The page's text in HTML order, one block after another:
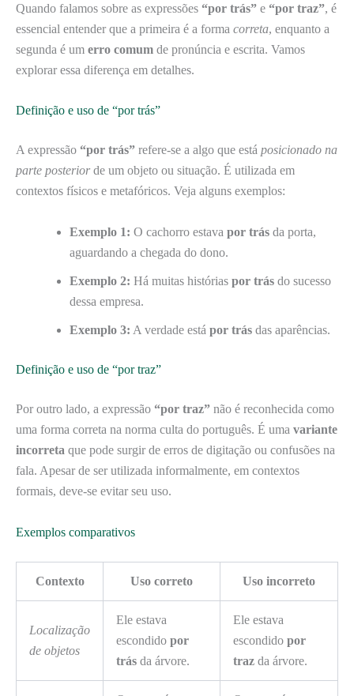
Quando falamos sobre as expressões “por trás” e “por traz”, é
essencial entender que a primeira é a forma correta, enquanto a
segunda é um erro comum de pronúncia e escrita. Vamos
explorar essa diferença em detalhes.
Definição e uso de “por trás”
A expressão “por trás” refere-se a algo que está posicionado na
parte posteriorde um objeto ou situação. É utilizada em
contextos físicos e metafóricos. Veja alguns exemplos:
Exemplo 1: O cachorro estava por trás da porta,
aguardando a chegada do dono.
Exemplo 2: Há muitas histórias por trás do sucesso
dessa empresa.
Exemplo 3: A verdade está por trás das aparências.
Definição e uso de “por traz”
Por outro lado, a expressão “por traz” não é reconhecida como
uma forma correta na norma culta do português. É uma variante
incorreta que pode surgir de erros de digitação ou confusões na
fala. Apesar de ser utilizada informalmente, em contextos
formais, deve-se evitar seu uso.
Exemplos comparativos
Contexto Uso correto Uso incorreto
Localização
de objetos
Ele estava
escondido por
trás da árvore.
Ele estava
escondido por
traz da árvore.